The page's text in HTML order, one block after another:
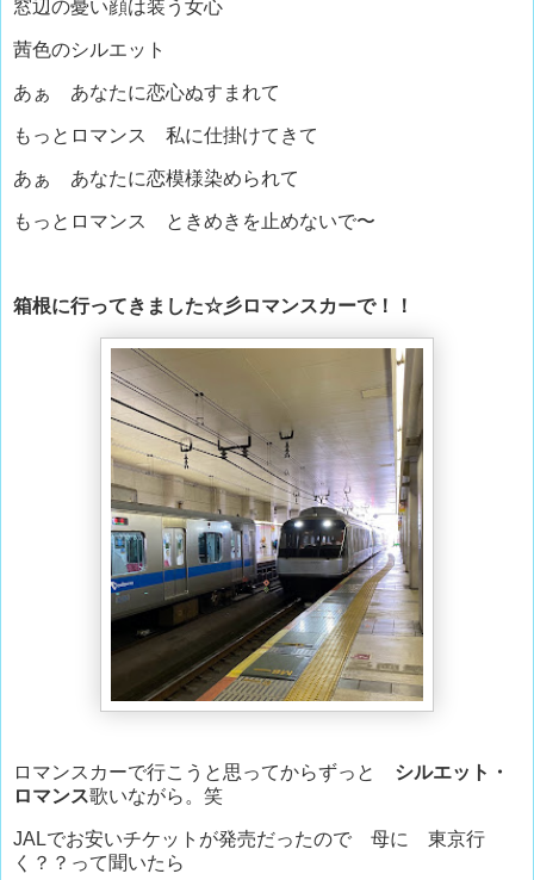
窓辺の憂い顔は装う女心
茜色のシルエット
あぁ あなたに恋心ぬすまれて
もっとロマンス 私に仕掛けてきて
あぁ あなたに恋模様染められて
もっとロマンス ときめきを止めないで〜
箱根に行ってきました☆彡ロマンスカーで！！
ロマンスカーで行こうと思ってからずっと シルエット・
ロマンス歌いながら。笑
JALでお安いチケットが発売だったので 母に 東京行
く？？って聞いたら